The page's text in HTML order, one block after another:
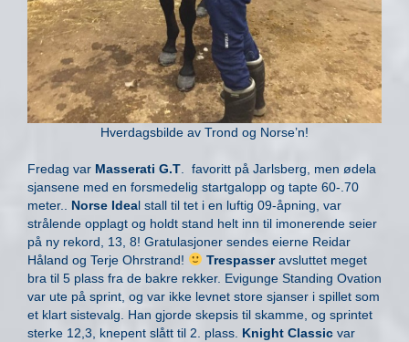
Hverdagsbilde av Trond og Norse’n!
Fredag var Masserati G.T . favoritt på Jarlsberg, men ødela
sjansene med en forsmedelig startgalopp og tapte 60-.70
meter.. Norse Ideal stall til tet i en luftig 09-åpning, var
strålende opplagt og holdt stand helt inn til imonerende seier
på ny rekord, 13, 8! Gratulasjoner sendes eierne Reidar
Håland og Terje Ohrstrand!
Trespasseravsluttet meget
bra til 5 plass fra de bakre rekker. Evigunge Standing Ovation
var ute på sprint, og var ikke levnet store sjanser i spillet som
et klart sistevalg. Han gjorde skepsis til skamme, og sprintet
sterke 12,3, knepent slått til 2. plass. Knight Classic var